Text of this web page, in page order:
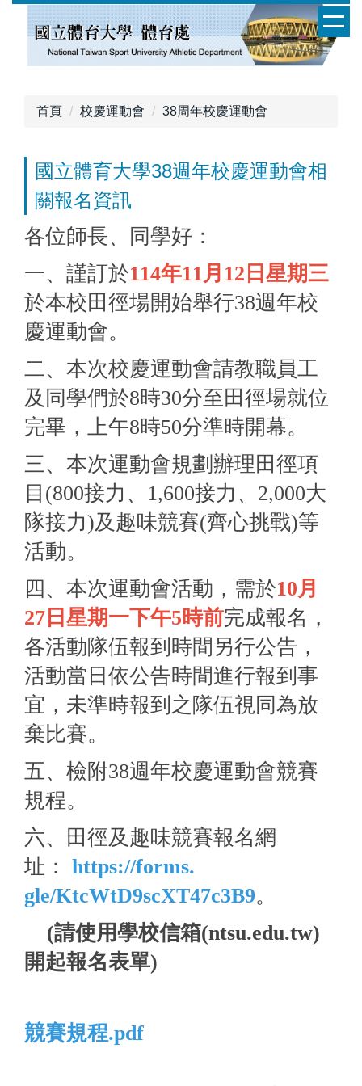
首頁 校慶運動會 38周年校慶運動會
國立體育大學38週年校慶運動會相
關報名資訊
各位師長、同學好：
一、謹訂於114年11月12日星期三
於本校田徑場開始舉行38週年校
慶運動會。
二、本次校慶運動會請教職員工
及同學們於8時30分至田徑場就位
完畢，上午8時50分準時開幕。
三、本次運動會規劃辦理田徑項
目(800接力、1,600接力、2,000大
隊接力)及趣味競賽(齊心挑戰)等
活動。
四、本次運動會活動，需於10月
27日星期一下午5時前完成報名 ，
各活動隊伍報到時間另行公告，
活動當日依公告時間進行報到事
宜， 未準時報到之隊伍視同為放
棄比賽。
五、檢附38週年校慶運動會競賽
規程。
六、田徑及趣味競賽報名網
址：
https://forms.
gle/KtcWtD9scXT47c3B9。
(請使用學校信箱(ntsu.edu.tw)
開起報名表單)
競賽規程.pdf